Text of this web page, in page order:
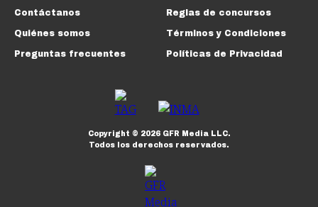
Contáctanos
Quiénes somos
Preguntas frecuentes
Reglas de concursos
Términos y Condiciones
Políticas de Privacidad
Copyright © 2026GFR Media LLC.
Todos los derechos reservados.